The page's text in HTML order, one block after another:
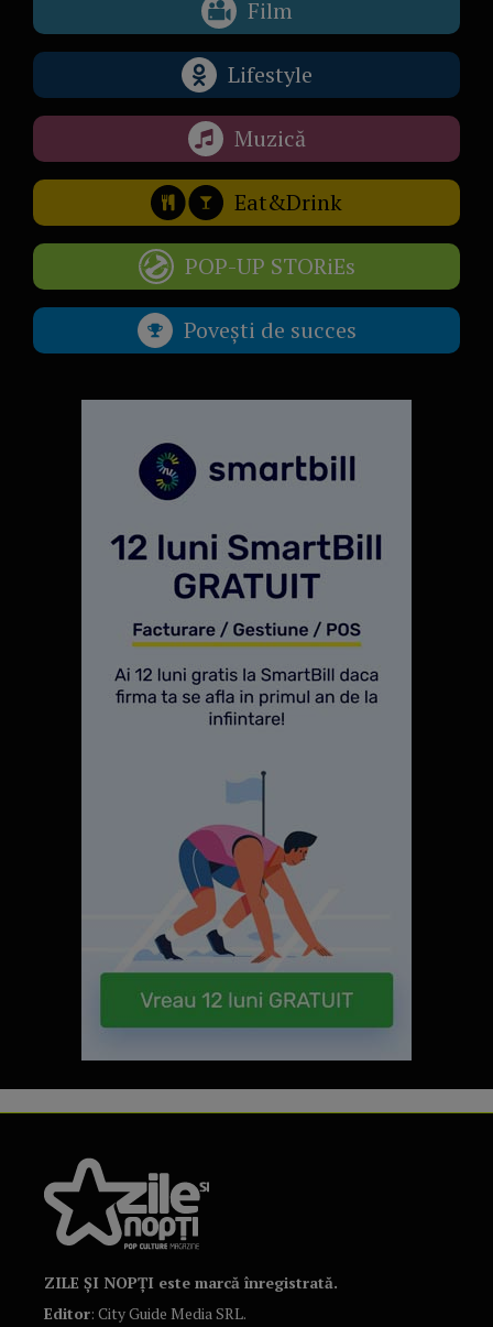
Film
Lifestyle
Muzică
Eat&Drink
POP-UP STORiEs
Povești de succes
ZILE ȘI NOPȚI este marcă înregistrată.
Editor: City Guide Media SRL.